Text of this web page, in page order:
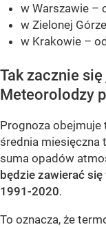
w Warszawie –
w Zielonej
w Krakowie –
Tak zacznie
Meteorolodzy
Prognoza obejmuje
średnia miesięczna
suma opadów
będzie zawierać
1991-2020.
To oznacza, że